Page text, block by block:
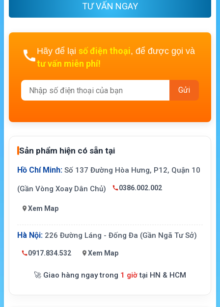
TƯ VẤN NGAY
Hãy để lại số điện thoại, để được gọi và
tư vấn miễn phí!
Sản phẩm hiện có sẵn tại
Hồ Chí Minh: Số 137 Đường Hòa Hưng, P12, Quận 10
(Gần Vòng Xoay Dân Chủ) 0386.002.002
Xem Map
Hà Nội: 226 Đường Láng - Đống Đa (Gần Ngã Tư Sở)
0917.834.532 Xem Map
🚀 Giao hàng ngay trong 1 giờtại HN & HCM